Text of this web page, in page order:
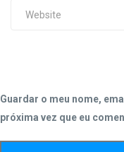
Guardar o meu nome,
próxima vez que eu